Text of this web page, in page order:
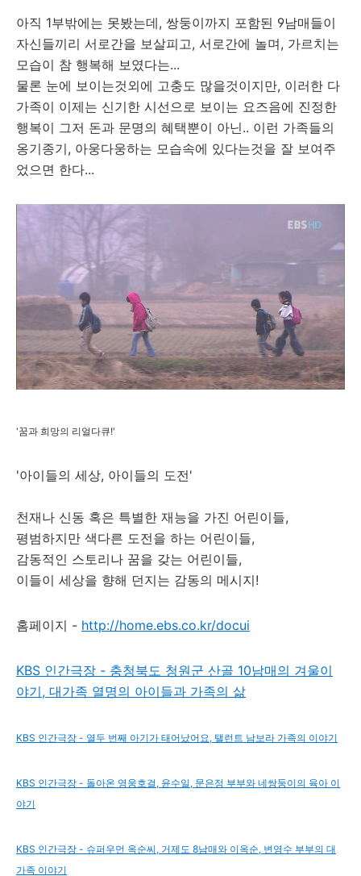
아직 1부밖에는 못봤는데, 쌍둥이까지 포함된 9남매들이
자신들끼리 서로간을 보살피고, 서로간에 놀며, 가르치는
모습이 참 행복해 보였다는...
물론 눈에 보이는것외에 고충도 많을것이지만, 이러한 다
가족이 이제는 신기한 시선으로 보이는 요즈음에 진정한
행복이 그저 돈과 문명의 혜택뿐이 아닌.. 이런 가족들의
옹기종기, 아웅다웅하는 모습속에 있다는것을 잘 보여주
었으면 한다...
'꿈과 희망의 리얼다큐!'
'아이들의 세상, 아이들의 도전'
천재나 신동 혹은 특별한 재능을 가진 어린이들,
평범하지만 색다른 도전을 하는 어린이들,
감동적인 스토리나 꿈을 갖는 어린이들,
이들이 세상을 향해 던지는 감동의 메시지!
홈페이지 - http://home.ebs.co.kr/docui
KBS 인간극장 - 충청북도 청원군 산골 10남매의 겨울이
야기, 대가족 열명의 아이들과 가족의 삶
KBS 인간극장 - 열두 번째 아기가 태어났어요, 탤런트 남보라 가족의 이야기
KBS 인간극장 - 돌아온 영웅호걸, 윤수일, 문은정 부부와 네쌍둥이의 육아 이
야기
KBS 인간극장 - 슈퍼우먼 옥순씨, 거제도 8남매와 이옥순, 변영수 부부의 대
가족 이야기